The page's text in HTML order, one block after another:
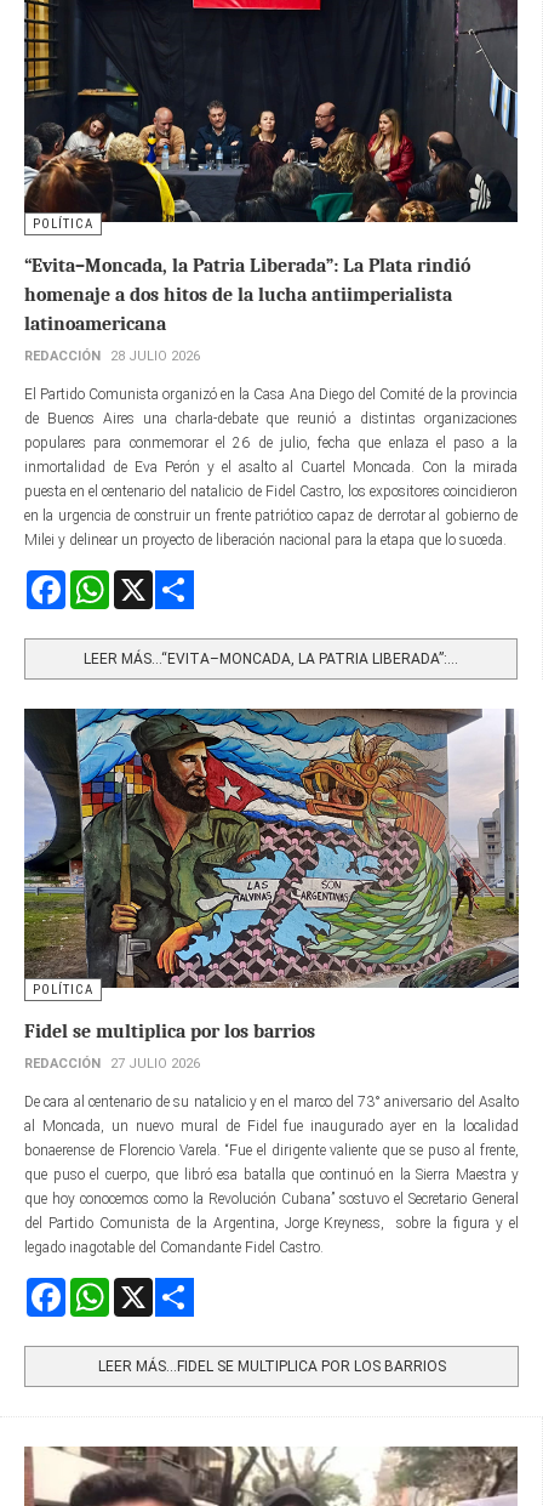
POLÍTICA
“Evita–Moncada, la Patria Liberada”: La Plata rindió
homenaje a dos hitos de la lucha antiimperialista
latinoamericana
REDACCIÓN 28 JULIO 2026
El Partido Comunista organizó en la Casa Ana Diego del Comité de la provincia
de Buenos Aires una charla-debate que reunió a distintas organizaciones
populares para conmemorar el 26 de julio, fecha que enlaza el paso a la
inmortalidad de Eva Perón y el asalto al Cuartel Moncada. Con la mirada
puesta en el centenario del natalicio de Fidel Castro, los expositores coincidieron
en la urgencia de construir un frente patriótico capaz de derrotar al gobierno de
Milei y delinear un proyecto de liberación nacional para la etapa que lo suceda.
FacebookWhatsApp
LEER MÁS…“EVITA–MONCADA, LA PATRIA LIBERADA”:...
POLÍTICA
Fidel se multiplica por los barrios
REDACCIÓN 27 JULIO 2026
De cara al centenario de su natalicio y en el marco del 73° aniversario del Asalto
al Moncada, un nuevo mural de Fidel fue inaugurado ayer en la localidad
bonaerense de Florencio Varela. “Fue el dirigente valiente que se puso al frente,
que puso el cuerpo, que libró esa batalla que continuó en la Sierra Maestra y
que hoy conocemos como la Revolución Cubana” sostuvo el Secretario General
del Partido Comunista de la Argentina, Jorge Kreyness, sobre la figura y el
legado inagotable del Comandante Fidel Castro.
FacebookWhatsApp
LEER MÁS…FIDEL SE MULTIPLICA POR LOS BARRIOS